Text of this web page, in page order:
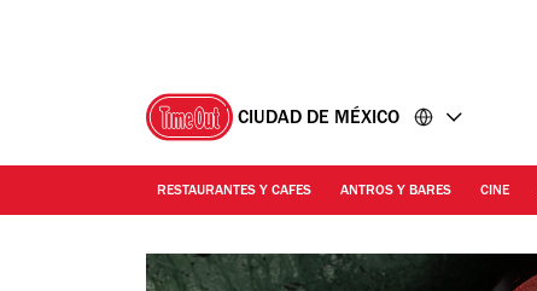
CIUDAD DE MÉXICO
RESTAURANTES Y CAFES ANTROS Y BARES CINE